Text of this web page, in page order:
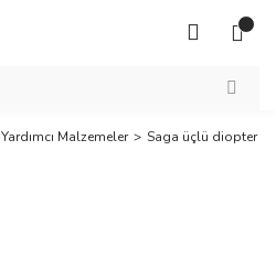
Yardımcı Malzemeler Saga üçlü diopter